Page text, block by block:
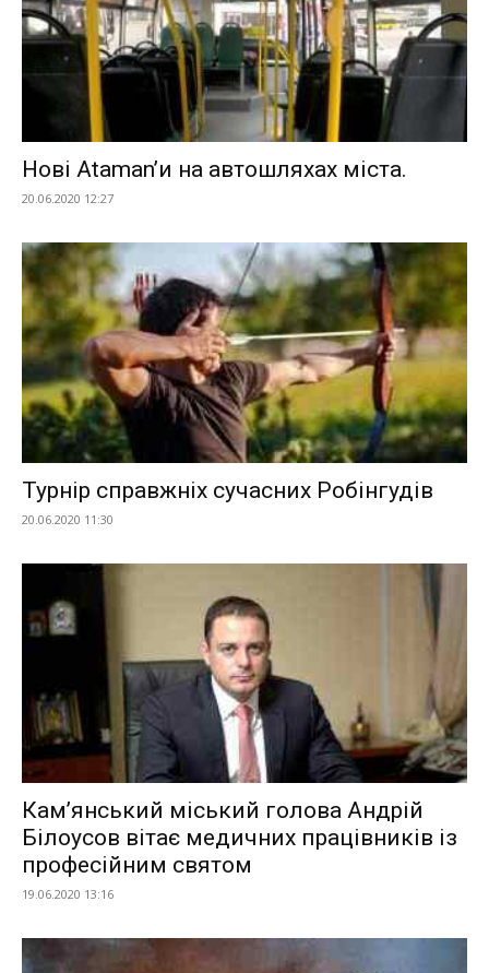
Нові Ataman’и на автошляхах міста.
20.06.2020 12:27
Турнір справжніх сучасних Робінгудів
20.06.2020 11:30
Кам’янський міський голова Андрій
Білоусов вітає медичних працівників із
професійним святом
19.06.2020 13:16